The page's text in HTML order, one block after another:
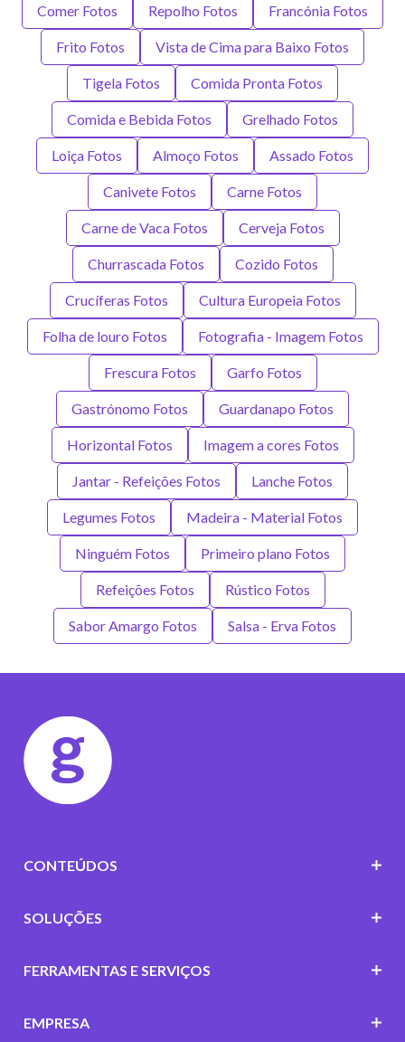
Comer Fotos Repolho Fotos Francónia Fotos
Frito Fotos Vista de Cima para Baixo Fotos
Tigela Fotos Comida Pronta Fotos
Comida e Bebida Fotos Grelhado Fotos
Loiça Fotos Almoço Fotos Assado Fotos
Canivete Fotos Carne Fotos
Carne de Vaca Fotos Cerveja Fotos
Churrascada Fotos Cozido Fotos
Crucíferas Fotos Cultura Europeia Fotos
Folha de louro Fotos Fotografia - Imagem Fotos
Frescura Fotos Garfo Fotos
Gastrónomo Fotos Guardanapo Fotos
Horizontal Fotos Imagem a cores Fotos
Jantar - Refeições Fotos Lanche Fotos
Legumes Fotos Madeira - Material Fotos
Ninguém Fotos Primeiro plano Fotos
Refeições Fotos Rústico Fotos
Sabor Amargo Fotos Salsa - Erva Fotos
CONTEÚDOS
SOLUÇÕES
FERRAMENTAS E SERVIÇOS
EMPRESA